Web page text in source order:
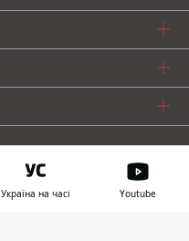
Україна на часі Youtube